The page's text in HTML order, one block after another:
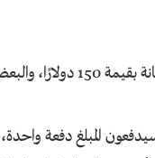
عُرض على البعض صيانة بقيمة 150
المبلغ دفعة